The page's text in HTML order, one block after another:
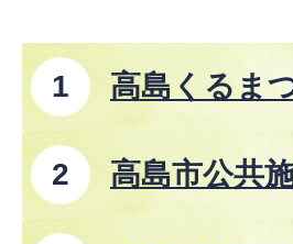
高島くるま
高島市公共